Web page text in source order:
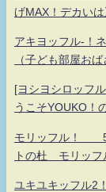
げMAX！デカい
アキヨッフル-！
（子ども部屋お
[ヨシヨシロッフ
うこそYOUKO！
モリッフル！ 50
トの杜 モリッフ
ユキユキッフル2